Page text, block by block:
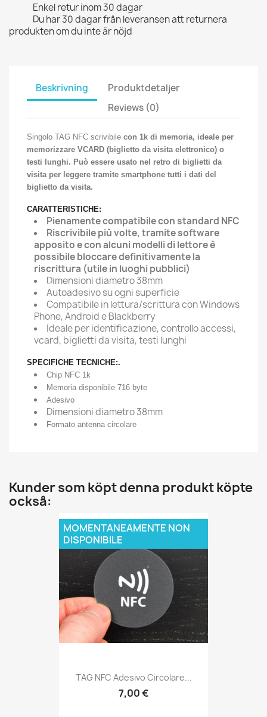
Enkel retur inom 30 dagar
Du har 30 dagar från leveransen att returnera
produkten om du inte är nöjd
Beskrivning
Produktdetaljer
Reviews (0)
Singolo TAG NFC scrivibile con 1k di memoria, ideale per
memorizzare VCARD (biglietto da visita elettronico) o
testi lunghi. Può essere usato nel retro di biglietti da
visita per leggere tramite smartphone tutti i dati del
biglietto da visita.
CARATTERISTICHE:
Pienamente compatibile con standard NFC
Riscrivibile più volte, tramite software
apposito e con alcuni modelli di lettore è
possibile bloccare definitivamente la
riscrittura (utile in luoghi pubblici)
Dimensioni diametro 38mm
Autoadesivo su ogni superficie
Compatibile in lettura/scrittura con Windows
Phone, Android e Blackberry
Ideale per identificazione, controllo accessi,
vcard, biglietti da visita, testi lunghi
SPECIFICHE TECNICHE:.
Chip NFC 1k
Memoria disponibile 716 byte
Adesivo
Dimensioni diametro 38mm
Formato antenna circolare
Kunder som köpt denna produkt köpte
också:
TAG NFC Adesivo Circolare...
7,00 €
MOMENTANEAMENTE NON
DISPONIBILE